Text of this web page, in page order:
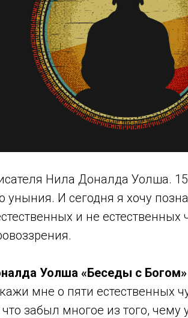
Нила Доналда Уолша.
уныния. И сегодня я хочу
и не естественных
Уолша «Беседы с Богом»
мне о пяти естественных
что забыл многое из того,